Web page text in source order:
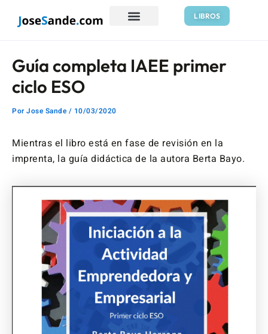
LIBROS
Guía completa IAEE primer
ciclo ESO
Por Jose Sande / 10/03/2020
Mientras el libro está en fase de revisión en la
imprenta, la guía didáctica de la autora Berta Bayo.
de